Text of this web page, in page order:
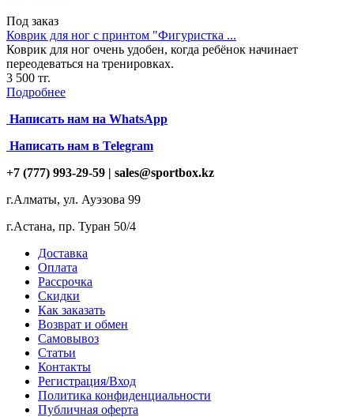
Под заказ
Коврик для ног с принтом "Фигуристка ...
Коврик для ног очень удобен, когда ребёнок начинает
переодеваться на тренировках.
3 500 тг.
Подробнее
Написать нам на WhatsApp
Написать нам в Telegram
+7 (777) 993-29-59 | sales@sportbox.kz
г.Алматы, ул. Ауэзова 99
г.Астана, пр. Туран 50/4
Доставка
Оплата
Рассрочка
Скидки
Как заказать
Возврат и обмен
Самовывоз
Статьи
Контакты
Регистрация/Вход
Политика конфиденциальности
Публичная оферта